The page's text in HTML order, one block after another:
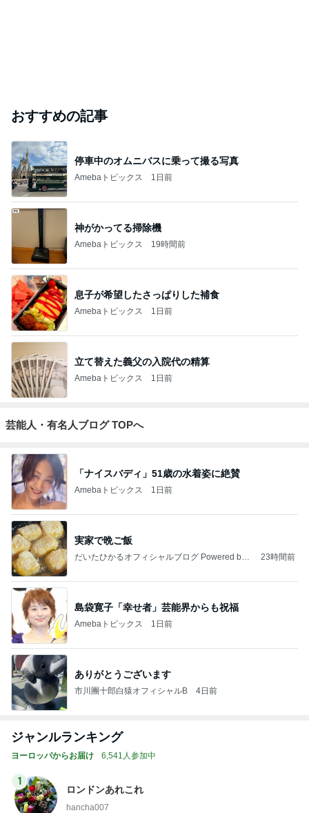
おすすめの記事
停車中のオムニバスに乗って撮る写真
Amebaトピックス 1日前
神がかってる掃除機
Amebaトピックス 19時間前
息子が希望したさっぱりした補食
Amebaトピックス 1日前
立て替えた義父の入院代の精算
Amebaトピックス 1日前
芸能人・有名人ブログ TOPへ
「ナイスバディ」51歳の水着姿に絶賛
Amebaトピックス 1日前
実家で晩ご飯
だいたひかるオフィシャルブログ Powered by
23時間前
島袋寛子「幸せ者」芸能界からも祝福
Amebaトピックス 1日前
ありがとうございます
市川團十郎白猿オフィシャルB 4日前
ジャンルランキング
ヨーロッパからお届け 6,541人参加中
1
ロンドンあれこれ
hancha007